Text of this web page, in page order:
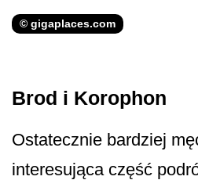
© gigaplaces.com
Brod i Korophon
Ostatecznie bardziej
interesująca część